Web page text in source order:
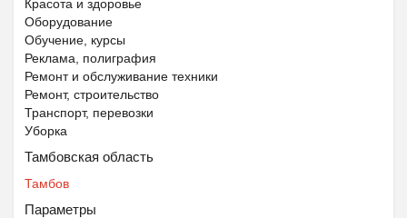
Красота и здоровье
Оборудование
Обучение, курсы
Реклама, полиграфия
Ремонт и обслуживание техники
Ремонт, строительство
Транспорт, перевозки
Уборка
Тамбовская область
Тамбов
Параметры